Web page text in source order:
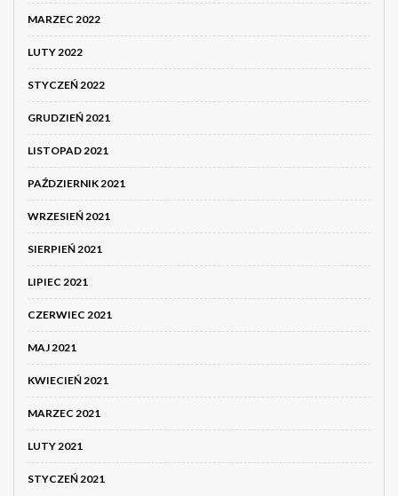
MARZEC 2022
LUTY 2022
STYCZEŃ 2022
GRUDZIEŃ 2021
LISTOPAD 2021
PAŹDZIERNIK 2021
WRZESIEŃ 2021
SIERPIEŃ 2021
LIPIEC 2021
CZERWIEC 2021
MAJ 2021
KWIECIEŃ 2021
MARZEC 2021
LUTY 2021
STYCZEŃ 2021